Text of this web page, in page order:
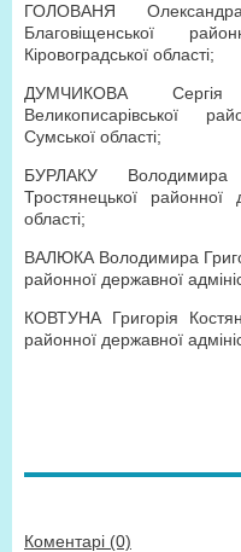
ГОЛОВАНЯ
Благовіщенської
Кіровоградської області;
ДУМЧИКОВА
Великописарівської
Сумської області;
БУРЛАКУ
Тростянецької районної
області;
ВАЛЮКА Володимира
районної державної
КОВТУНА Григорія
районної державної
Коментарі (0)